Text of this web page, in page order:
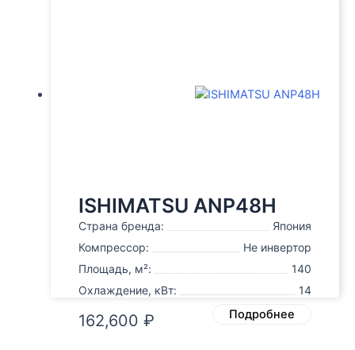
ISHIMATSU ANP48H
Страна бренда:
Япония
Компрессор:
Не инвертор
Площадь, м²:
140
Охлаждение, кВт:
14
162,600 ₽ Подробнее